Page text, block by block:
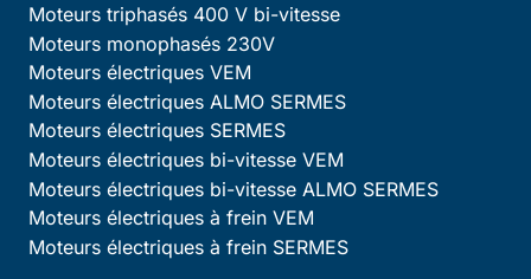
Moteurs triphasés 400 V bi-vitesse
Moteurs monophasés 230V
Moteurs électriques VEM
Moteurs électriques ALMO SERMES
Moteurs électriques SERMES
Moteurs électriques bi-vitesse VEM
Moteurs électriques bi-vitesse ALMO SERMES
Moteurs électriques à frein VEM
Moteurs électriques à frein SERMES